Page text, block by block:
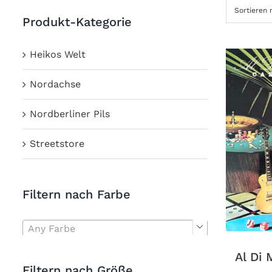
Sortieren
Al Di
Produkt-Kategorie
Heikos Welt
Nordachse
Nordberliner Pils
Streetstore
Filtern nach Farbe
Any Farbe 